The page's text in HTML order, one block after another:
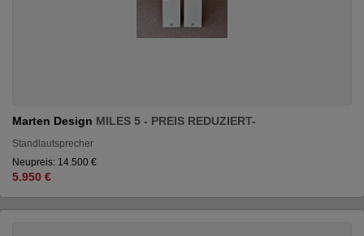
Marten Design MILES 5 - PREIS REDUZIERT-
Standlautsprecher
Neupreis: 14.500 €
5.950 €